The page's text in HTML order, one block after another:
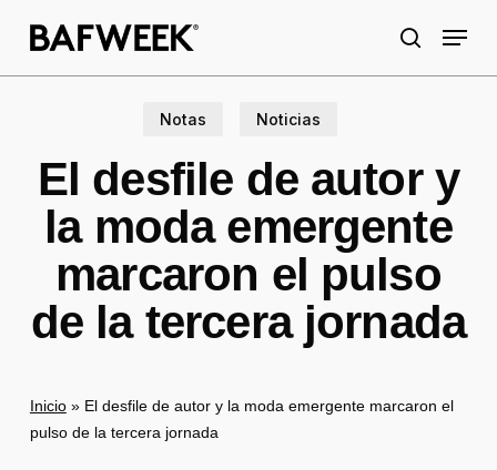
search
Menu
Notas Noticias
El desfile de autor y
la moda emergente
marcaron el pulso
de la tercera jornada
Inicio» El desfile de autor y la moda emergente marcaron el
pulso de la tercera jornada